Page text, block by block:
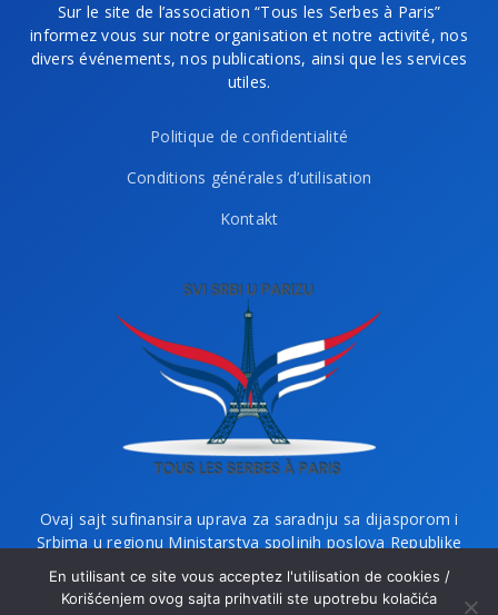
Sur le site de l’association “Tous les Serbes à Paris”
informez vous sur notre organisation et notre activité, nos
divers événements, nos publications, ainsi que les services
utiles.
Politique de confidentialité
Conditions générales d’utilisation
Kontakt
Ovaj sajt sufinansira uprava za saradnju sa dijasporom i
Srbima u regionu Ministarstva spoljnih poslova Republike
Srbije i Ministarstvo bez portfelja zaduženo za dijasporu.
En utilisant ce site vous acceptez l'utilisation de cookies /
Korišćenjem ovog sajta prihvatili ste upotrebu kolačića